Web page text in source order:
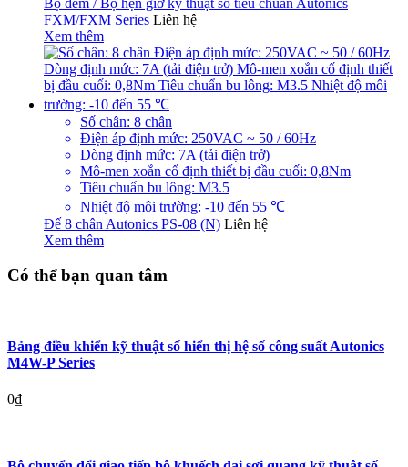
FXM/FXM Series Liên hệ
Xem thêm
Số chân: 8 chân
Điện áp định mức: 250VAC ~ 50 / 60Hz
Dòng định mức: 7A (tải điện trở)
Mô-men xoắn cố định thiết bị đầu cuối: 0,8Nm
Tiêu chuẩn bu lông: M3.5
Nhiệt độ môi trường: -10 đến 55 ℃
Đế 8 chân Autonics PS-08 (N) Liên hệ
Xem thêm
Có thể bạn quan tâm
Bảng điều khiển kỹ thuật số hiển thị hệ số công suất Autonics
M4W-P Series
0₫